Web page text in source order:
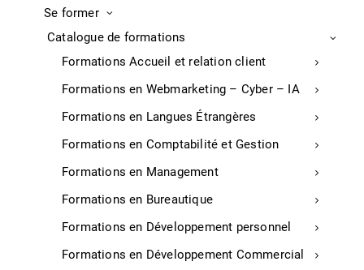
Se former
Catalogue de formations
Formations Accueil et relation client
Formations en Webmarketing – Cyber – IA
Formations en Langues Étrangères
Formations en Comptabilité et Gestion
Formations en Management
Formations en Bureautique
Formations en Développement personnel
Formations en Développement Commercial
Transition énergétique
Document unique Restaurant
Réglementation pour les commerçants
Réglementation tourisme
Financement pour les commerçants
Contrat d’Apprentissage